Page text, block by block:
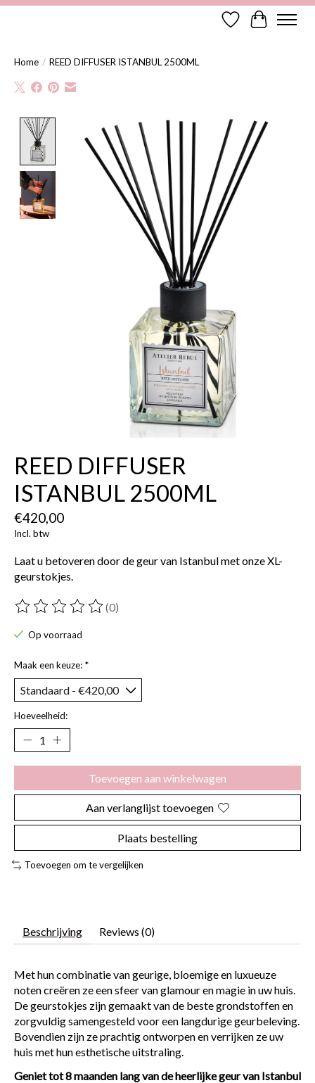
Verlanglijst
Home / REED DIFFUSER ISTANBUL 2500ML
Product image slideshow Items
REED DIFFUSER
ISTANBUL 2500ML
€420,00
Incl. btw
Laat u betoveren door de geur van Istanbul met onze XL-
geurstokjes.
De beoordeling van dit product is
(0)
Op voorraad
Maak een keuze: *
Hoeveelheid:
Toevoegen aan winkelwagen
Aan verlanglijst toevoegen
Plaats bestelling
Toevoegen om te vergelijken
Beschrijving Reviews (0)
Met hun combinatie van geurige, bloemige en luxueuze
noten creëren ze een sfeer van glamour en magie in uw huis.
De geurstokjes zijn gemaakt van de beste grondstoffen en
zorgvuldig samengesteld voor een langdurige geurbeleving.
Bovendien zijn ze prachtig ontworpen en verrijken ze uw
huis met hun esthetische uitstraling.
Geniet tot 8 maanden lang van de heerlijke geur van Istanbul